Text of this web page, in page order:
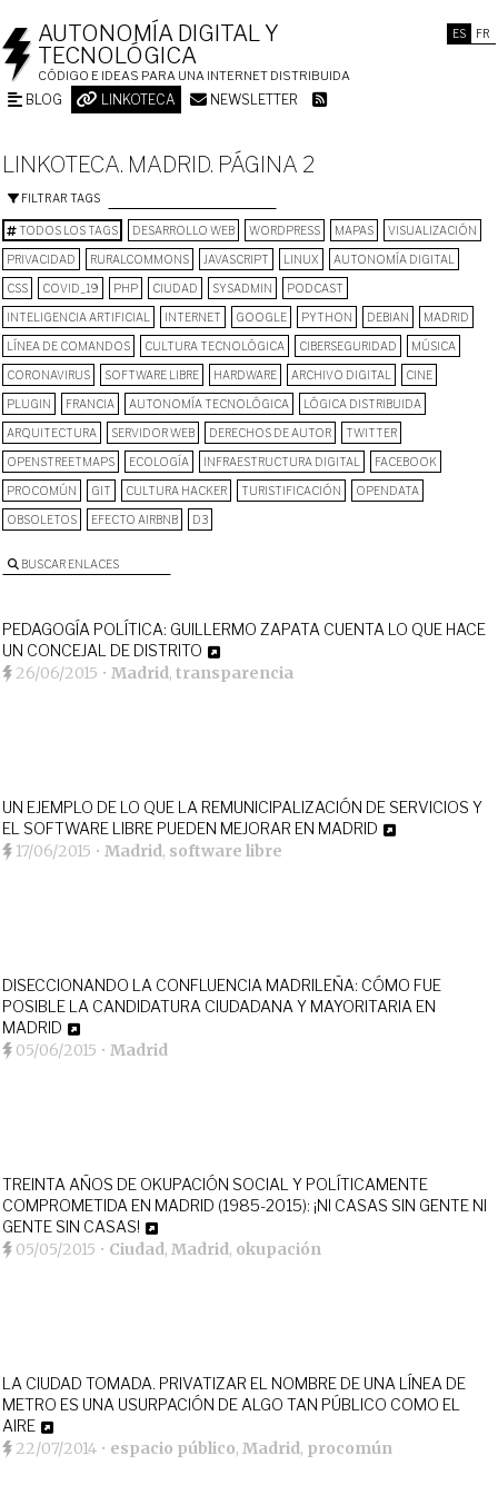
ES FR
AUTONOMÍA DIGITAL Y
TECNOLÓGICA
CÓDIGO E IDEAS PARA UNA INTERNET DISTRIBUIDA
BLOG LINKOTECA NEWSLETTER
LINKOTECA. MADRID. PÁGINA 2
FILTRAR TAGS
TODOS LOS TAGS DESARROLLO WEB WORDPRESS MAPAS VISUALIZACIÓN
PRIVACIDAD RURALCOMMONS JAVASCRIPT LINUX AUTONOMÍA DIGITAL
CSS COVID_19 PHP CIUDAD SYSADMIN PODCAST
INTELIGENCIA ARTIFICIAL INTERNET GOOGLE PYTHON DEBIAN MADRID
LÍNEA DE COMANDOS CULTURA TECNOLÓGICA CIBERSEGURIDAD MÚSICA
CORONAVIRUS SOFTWARE LIBRE HARDWARE ARCHIVO DIGITAL CINE
PLUGIN FRANCIA AUTONOMÍA TECNOLÓGICA LÓGICA DISTRIBUIDA
ARQUITECTURA SERVIDOR WEB DERECHOS DE AUTOR TWITTER
OPENSTREETMAPS ECOLOGÍA INFRAESTRUCTURA DIGITAL FACEBOOK
PROCOMÚN GIT CULTURA HACKER TURISTIFICACIÓN OPENDATA
OBSOLETOS EFECTO AIRBNB D3
BUSCAR ENLACES
PEDAGOGÍA POLÍTICA: GUILLERMO ZAPATA CUENTA LO QUE HACE
UN CONCEJAL DE DISTRITO
26/06/2015 •Madrid,transparencia
UN EJEMPLO DE LO QUE LA REMUNICIPALIZACIÓN DE SERVICIOS Y
EL SOFTWARE LIBRE PUEDEN MEJORAR EN MADRID
17/06/2015 •Madrid, software libre
DISECCIONANDO LA CONFLUENCIA MADRILEÑA: CÓMO FUE
POSIBLE LA CANDIDATURA CIUDADANA Y MAYORITARIA EN
MADRID
05/06/2015 •Madrid
TREINTA AÑOS DE OKUPACIÓN SOCIAL Y POLÍTICAMENTE
COMPROMETIDA EN MADRID (1985-2015): ¡NI CASAS SIN GENTE NI
GENTE SIN CASAS!
05/05/2015 • Ciudad,Madrid, okupación
LA CIUDAD TOMADA. PRIVATIZAR EL NOMBRE DE UNA LÍNEA DE
METRO ES UNA USURPACIÓN DE ALGO TAN PÚBLICO COMO EL
AIRE
22/07/2014 • espacio público,Madrid, procomún